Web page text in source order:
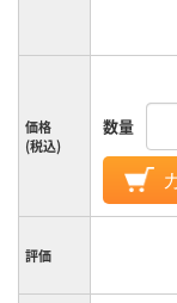
価格
(税込)
数量
評価